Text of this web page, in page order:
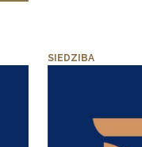
SIEDZIBA